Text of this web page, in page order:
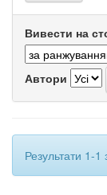
Вивести на
Автори
Результати 1-